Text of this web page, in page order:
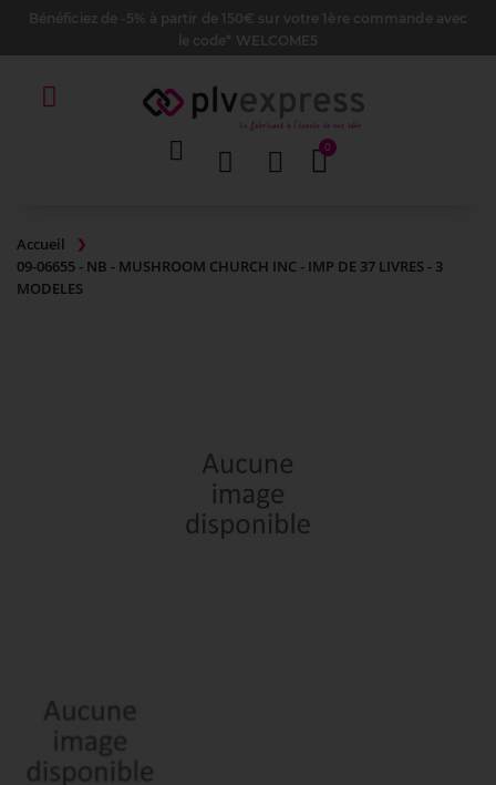
Bénéficiez de -5% à partir de 150€ sur votre 1ère commande avec
le code* WELCOME5
Accueil
09-06655 - NB - MUSHROOM CHURCH INC - IMP DE 37 LIVRES - 3
MODELES